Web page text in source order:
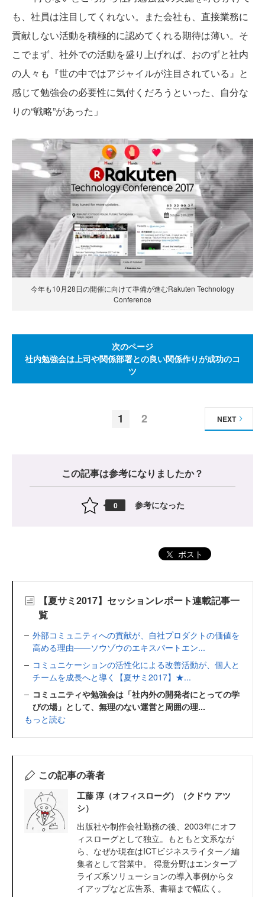
も、社員は注目してくれない。また会社も、直接業務に
貢献しない活動を積極的に認めてくれる期待は薄い。そ
こでまず、社外での活動を盛り上げれば、おのずと社内
の人々も『世の中ではアジャイルが注目されている』と
感じて勉強会の必要性に気付くだろうといった、自分な
りの“戦略”があった」
今年も10月28日の開催に向けて準備が進むRakuten Technology
Conference
次のページ
社内勉強会は上司や関係部署との良い関係作りが成功のコ
ツ
1 2 NEXT
この記事は参考になりましたか？
0 参考になった
ポスト
【夏サミ2017】セッションレポート連載記事一
覧
外部コミュニティへの貢献が、自社プロダクトの価値を
高める理由――ソウゾウのエキスパートエン...
コミュニケーションの活性化による改善活動が、個人と
チームを成長へと導く【夏サミ2017】★...
コミュニティや勉強会は「社内外の開発者にとっての学
びの場」として、無理のない運営と周囲の理...
もっと読む
この記事の著者
工藤 淳（オフィスローグ）（クドウ アツ
シ）
出版社や制作会社勤務の後、2003年にオフ
ィスローグとして独立。もともと文系なが
ら、なぜか現在はICTビジネスライター／編
集者として営業中。 得意分野はエンタープ
ライズ系ソリューションの導入事例からタ
イアップなど広告系、書籍まで幅広く。